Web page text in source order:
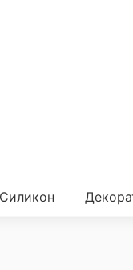
Силикон